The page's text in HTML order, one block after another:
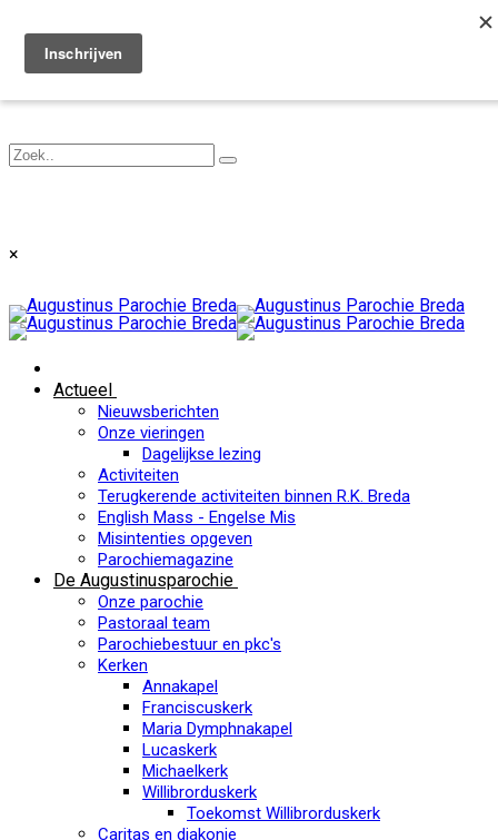
Toggle navigation
×
Actueel
Nieuwsberichten
Onze vieringen
Dagelijkse lezing
Activiteiten
Terugkerende activiteiten binnen R.K. Breda
English Mass - Engelse Mis
Misintenties opgeven
Parochiemagazine
De Augustinusparochie
Onze parochie
Pastoraal team
Parochiebestuur en pkc's
Kerken
Annakapel
Franciscuskerk
Maria Dymphnakapel
Lucaskerk
Michaelkerk
Willibrorduskerk
Toekomst Willibrorduskerk
Caritas en diakonie